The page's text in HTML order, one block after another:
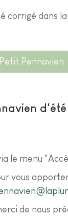
corrigé dans
Pennavien
d'été
le menu
vous
de nous